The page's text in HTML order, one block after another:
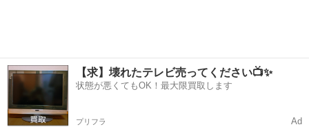
【求】壊れたテレビ売ってください📺✨
状態が悪くてもOK！最大限買取します
プリフラ Ad